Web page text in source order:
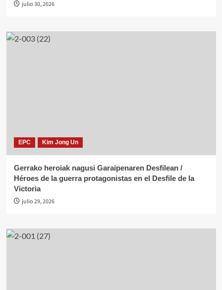
julio 30, 2026
EPC Kim Jong Un
Gerrako heroiak nagusi Garaipenaren Desfilean /
Héroes de la guerra protagonistas en el Desfile de la
Victoria
julio 29, 2026